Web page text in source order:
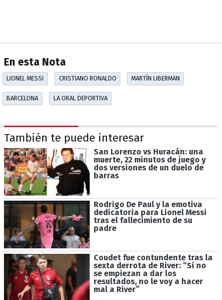
En esta Nota
LIONEL MESSI CRISTIANO RONALDO MARTÍN LIBERMAN
BARCELONA LA ORAL DEPORTIVA
También te puede interesar
San Lorenzo vs Huracán: una
muerte, 22 minutos de juego y
dos versiones de un duelo de
barras
Rodrigo De Paul y la emotiva
dedicatoria para Lionel Messi
tras el fallecimiento de su
padre
Coudet fue contundente tras la
sexta derrota de River: “Si no
se empiezan a dar los
resultados, no le voy a hacer
mal a River”